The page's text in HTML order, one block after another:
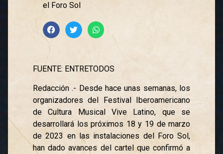
el Foro Sol
FUENTE: ENTRETODOS
Redacción .- Desde hace unas semanas, los
organizadores del Festival Iberoamericano
de Cultura Musical Vive Latino, que se
desarrollará los próximos 18 y 19 de marzo
de 2023 en las instalaciones del Foro Sol,
han dado avances del cartel que confirmó a